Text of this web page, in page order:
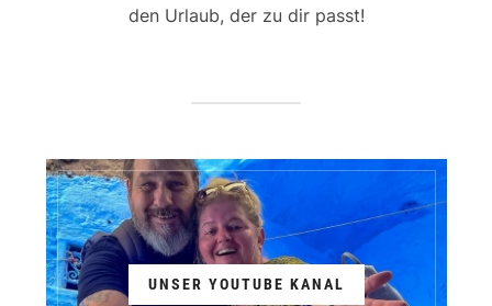
den Urlaub, der zu dir passt!
UNSER YOUTUBE KANAL